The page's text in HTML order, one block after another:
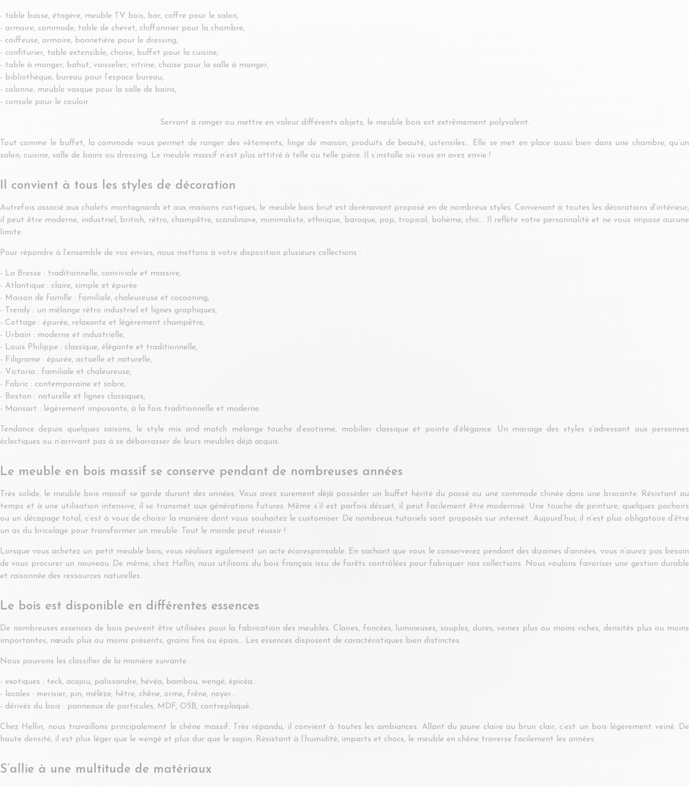
- table basse, étagère, meuble TV bois, bar, coffre pour le salon,
- armoire, commode, table de chevet, chiffonnier pour la chambre,
- coiffeuse, armoire, bonnetière pour le dressing,
- confiturier, table extensible, chaise, buffet pour la cuisine,
- table à manger, bahut, vaisselier, vitrine, chaise pour la salle à manger,
- bibliothèque, bureau pour l’espace bureau,
- colonne, meuble vasque pour la salle de bains,
- console pour le couloir.
Servant à ranger ou mettre en valeur différents objets, le meuble bois est extrêmement polyvalent.
Tout comme le buffet, la commode vous permet de ranger des vêtements, linge de maison, produits de beauté, ustensiles… Elle se met en place aussi bien dans une chambre, qu’un
salon, cuisine, salle de bains ou dressing. Le meuble massif n’est plus attitré à telle ou telle pièce. Il s’installe où vous en avez envie !
Il convient à tous les styles de décoration
Autrefois associé aux chalets montagnards et aux maisons rustiques, le meuble bois brut est dorénavant proposé en de nombreux styles. Convenant à toutes les décorations d’intérieur,
il peut être moderne, industriel, british, rétro, champêtre, scandinave, minimaliste, ethnique, baroque, pop, tropical, bohème, chic… Il reflète votre personnalité et ne vous impose aucune
limite.
Pour répondre à l’ensemble de vos envies, nous mettons à votre disposition plusieurs collections :
- La Bresse : traditionnelle, conviviale et massive,
- Atlantique : claire, simple et épurée
- Maison de famille : familiale, chaleureuse et cocooning,
- Trendy : un mélange rétro industriel et lignes graphiques,
- Cottage : épurée, relaxante et légèrement champêtre,
- Urbain : moderne et industrielle,
- Louis Philippe : classique, élégante et traditionnelle,
- Filigrame : épurée, actuelle et naturelle,
- Victoria : familiale et chaleureuse,
- Fabric : contemporaine et sobre,
- Boston : naturelle et lignes classiques,
- Mansart : légèrement imposante, à la fois traditionnelle et moderne.
Tendance depuis quelques saisons, le style mix and match mélange touche d’exotisme, mobilier classique et pointe d’élégance. Un mariage des styles s’adressant aux personnes
éclectiques ou n’arrivant pas à se débarrasser de leurs meubles déjà acquis.
Le meuble en bois massif se conserve pendant de nombreuses années
Très solide, le meuble bois massif se garde durant des années. Vous avez surement déjà posséder un buffet hérité du passé ou une commode chinée dans une brocante. Résistant au
temps et à une utilisation intensive, il se transmet aux générations futures. Même s’il est parfois désuet, il peut facilement être modernisé. Une touche de peinture, quelques pochoirs
ou un décapage total, c’est à vous de choisir la manière dont vous souhaitez le customiser. De nombreux tutoriels sont proposés sur internet. Aujourd’hui, il n’est plus obligatoire d’être
un as du bricolage pour transformer un meuble. Tout le monde peut réussir !
Lorsque vous achetez un petit meuble bois, vous réalisez également un acte écoresponsable. En sachant que vous le conserverez pendant des dizaines d’années, vous n’aurez pas besoin
de vous procurer un nouveau. De même, chez Hellin, nous utilisons du bois français issu de forêts contrôlées pour fabriquer nos collections. Nous voulons favoriser une gestion durable
et raisonnée des ressources naturelles.
Le bois est disponible en différentes essences
De nombreuses essences de bois peuvent être utilisées pour la fabrication des meubles. Claires, foncées, lumineuses, souples, dures, veines plus ou moins riches, densités plus ou moins
importantes, nœuds plus ou moins présents, grains fins ou épais… Les essences disposent de caractéristiques bien distinctes.
Nous pouvons les classifier de la manière suivante :
- exotiques : teck, acajou, palissandre, hévéa, bambou, wengé, épicéa…
- locales : merisier, pin, mélèze, hêtre, chêne, orme, frêne, noyer…
- dérivés du bois : panneaux de particules, MDF, OSB, contreplaqué…
Chez Hellin, nous travaillons principalement le chêne massif. Très répandu, il convient à toutes les ambiances. Allant du jaune claire au brun clair, c’est un bois légèrement veiné. De
haute densité, il est plus léger que le wengé et plus dur que le sapin. Résistant à l’humidité, impacts et chocs, le meuble en chêne traverse facilement les années.
S’allie à une multitude de matériaux